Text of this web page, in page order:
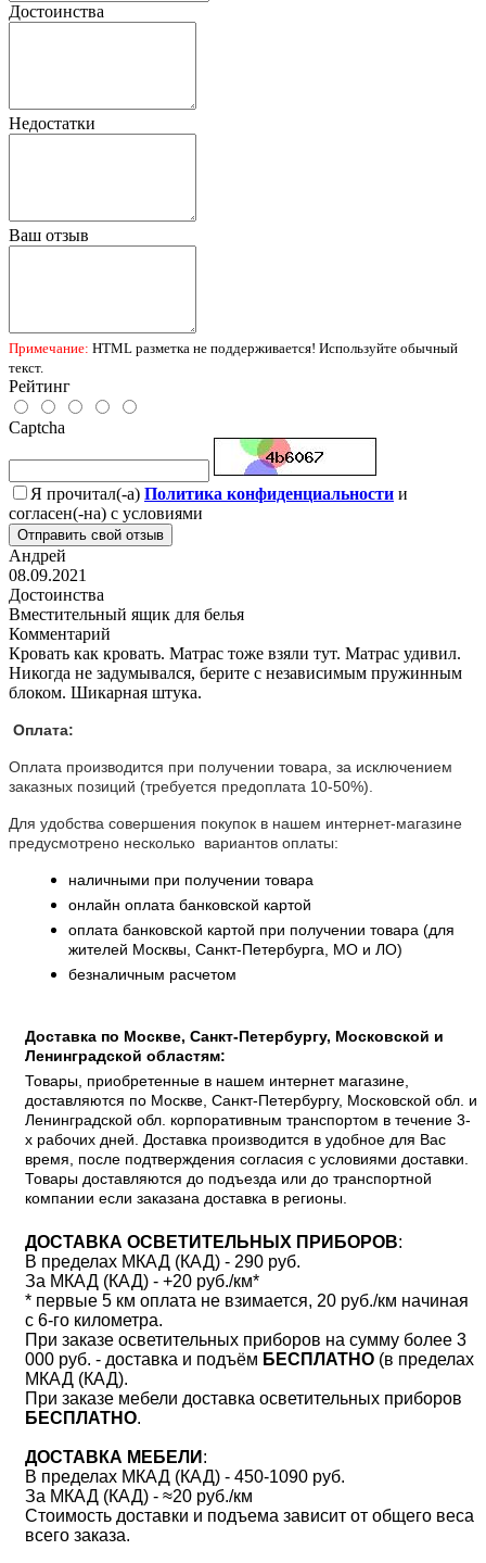
Достоинства
Недостатки
Ваш отзыв
Примечание: HTML разметка не поддерживается! Используйте обычный
текст.
Рейтинг
Captcha
Я прочитал(-а) Политика конфиденциальности и
согласен(-на) с условиями
Отправить свой отзыв
Андрей
08.09.2021
Достоинства
Вместительный ящик для белья
Комментарий
Кровать как кровать. Матрас тоже взяли тут. Матрас удивил.
Никогда не задумывался, берите с независимым пружинным
блоком. Шикарная штука.
Оплата:
Оплата производится при получении товара, за исключением
заказных позиций (требуется предоплата 10-50%).
Для удобства совершения покупок в нашем интернет-магазине
предусмотрено несколько вариантов оплаты:
наличными при получении товара
онлайн оплата банковской картой
оплата банковской картой при получении товара (для
жителей Москвы, Санкт-Петербурга, МО и ЛО)
безналичным расчетом
Доставка по Москве, Санкт-Петербургу, Московской и
Ленинградской областям:
Товары, приобретенные в нашем интернет магазине,
доставляются по Москве, Санкт-Петербургу, Московской обл. и
Ленинградской обл. корпоративным транспортом в течение 3-
х рабочих дней. Доставка производится в удобное для Вас
время, после подтверждения согласия с условиями доставки.
Товары доставляются до подъезда или до транспортной
компании если заказана доставка в регионы.
ДОСТАВКА ОСВЕТИТЕЛЬНЫХ ПРИБОРОВ:
В пределах МКАД (КАД) - 290 руб.
За МКАД (КАД) - +20 руб./км*
* первые 5 км оплата не взимается, 20 руб./км начиная
с 6-го километра.
При заказе осветительных приборов на сумму более 3
000 руб. - доставка и подъём БЕСПЛАТНО (в пределах
МКАД (КАД).
При заказе мебели доставка осветительных приборов
БЕСПЛАТНО.
ДОСТАВКА МЕБЕЛИ :
В пределах МКАД (КАД) - 450-1090 руб.
За МКАД (КАД) - ≈20 руб./км
Стоимость доставки и подъема зависит от общего веса
всего заказа.